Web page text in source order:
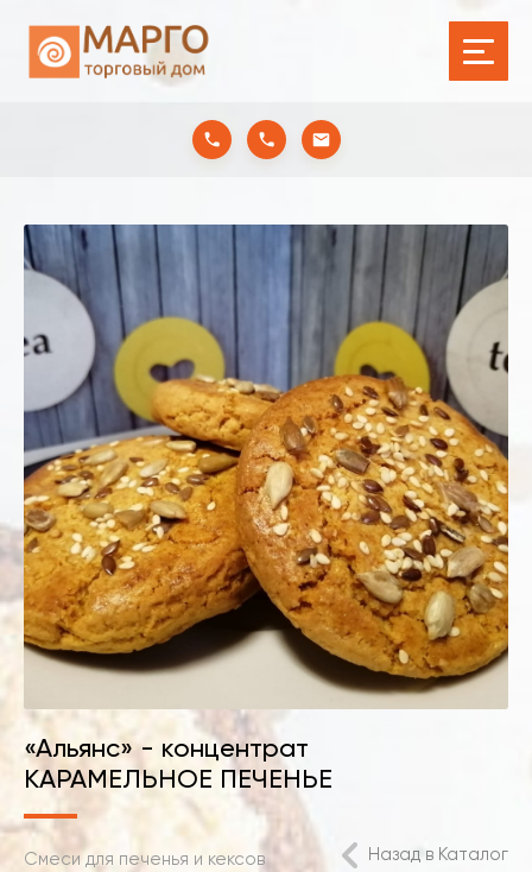
«Альянс» - концентрат
КАРАМЕЛЬНОЕ ПЕЧЕНЬЕ
Смеси для печенья и кексов Назад в Каталог